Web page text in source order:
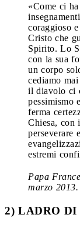
«Come ci
coraggioso
Cristo che
Spirito. Lo
con la sua
un corpo
cediamo
il diavolo ci
pessimismo
ferma
Chiesa, con
perseverare
estremi
Papa
marzo 2013.
2) LADRO DI